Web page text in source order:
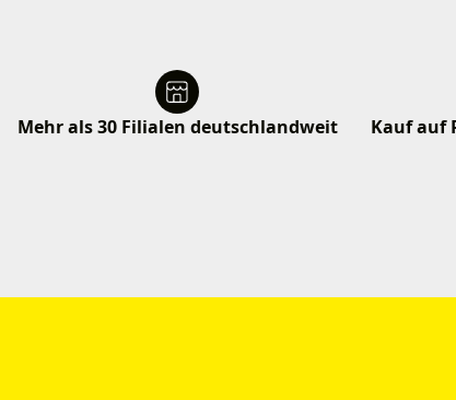
Mehr als 30 Filialen deutschlandweit Kauf auf